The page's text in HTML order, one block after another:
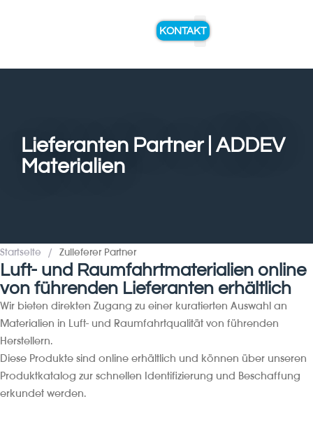
KONTAKT
Lieferanten Partner | ADDEV
Materialien
Startseite / Zulieferer Partner
Luft- und Raumfahrtmaterialien online
von führenden Lieferanten erhältlich
Wir bieten direkten Zugang zu einer kuratierten Auswahl an
Materialien in Luft- und Raumfahrtqualität von führenden
Herstellern.
Diese Produkte sind online erhältlich und können über unseren
Produktkatalog zur schnellen Identifizierung und Beschaffung
erkundet werden.